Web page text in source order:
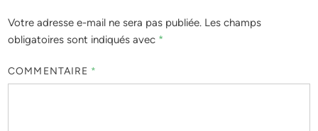
Votre adresse e-mail ne sera pas publiée. Les champs
obligatoires sont indiqués avec *
COMMENTAIRE *